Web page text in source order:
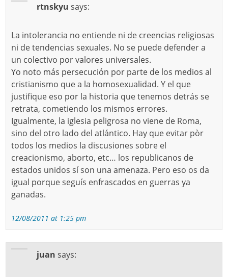
rtnskyu says:
La intolerancia no entiende ni de creencias religiosas
ni de tendencias sexuales. No se puede defender a
un colectivo por valores universales.
Yo noto más persecución por parte de los medios al
cristianismo que a la homosexualidad. Y el que
justifique eso por la historia que tenemos detrás se
retrata, cometiendo los mismos errores.
Igualmente, la iglesia peligrosa no viene de Roma,
sino del otro lado del atlántico. Hay que evitar pòr
todos los medios la discusiones sobre el
creacionismo, aborto, etc… los republicanos de
estados unidos sí son una amenaza. Pero eso os da
igual porque seguís enfrascados en guerras ya
ganadas.
12/08/2011 at 1:25 pm
juan says: